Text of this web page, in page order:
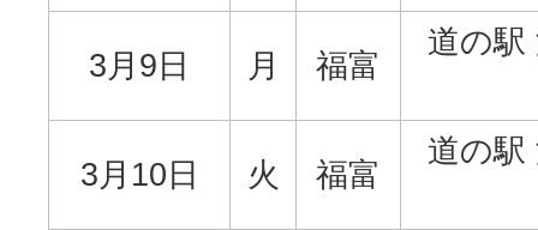
3月9日 月 福富
道の駅
3月10日 火 福富
道の駅